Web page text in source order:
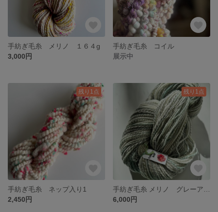
手紡ぎ毛糸 メリノ １６４g
3,000円
手紡ぎ毛糸 コイル
展示中
残り1点
手紡ぎ毛糸 ネップ入り1
2,450円
残り1点
6,000円